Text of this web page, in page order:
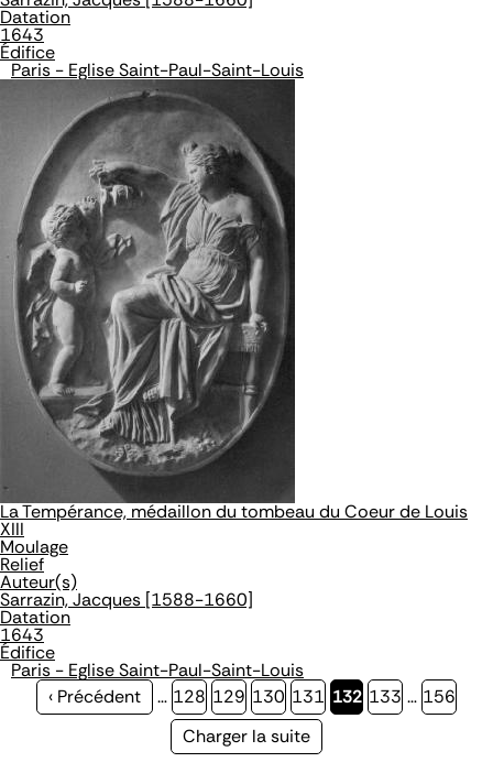
Datation
1643
Édifice
Paris - Eglise Saint-Paul-Saint-Louis
La Tempérance, médaillon du tombeau du Coeur de Louis
XIII
Moulage
Relief
Auteur(s)
Sarrazin, Jacques [1588-1660]
Datation
1643
Édifice
Paris - Eglise Saint-Paul-Saint-Louis
Page
‹ Précédent … Page
128 Page
129 Page
130 Page
131 Page
132 Page
133 … Page
156
Page
Charger la suite